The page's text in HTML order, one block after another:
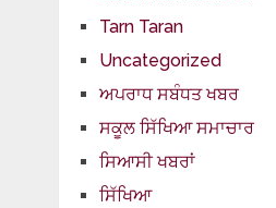
Tarn Taran
Uncategorized
ਅਪਰਾਧ ਸਬੰਧਤ ਖਬਰ
ਸਕੂਲ ਸਿੱਖਿਆ ਸਮਾਚਾਰ
ਸਿਆਸੀ ਖਬਰਾਂ
ਸਿੱਖਿਆ